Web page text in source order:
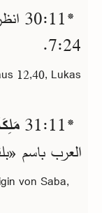
24‏:7.
12,40, Lukas
*11‏:31
العرب باسم
von Saba,